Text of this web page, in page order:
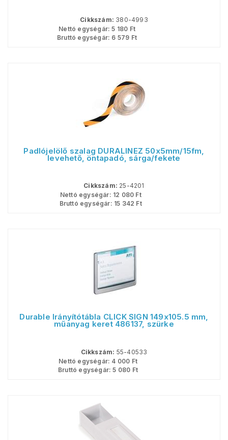
Cikkszám: 380-4993
Nettó egységár: 5 180 Ft
Bruttó egységár: 6 579 Ft
Padlójelölő szalag DURALINEŽ 50x5mm/15fm,
levehető, öntapadó, sárga/fekete
Cikkszám: 25-4201
Nettó egységár: 12 080 Ft
Bruttó egységár: 15 342 Ft
Durable Irányítótábla CLICK SIGN 149x105.5 mm,
műanyag keret 486137, szürke
Cikkszám: 55-40533
Nettó egységár: 4 000 Ft
Bruttó egységár: 5 080 Ft